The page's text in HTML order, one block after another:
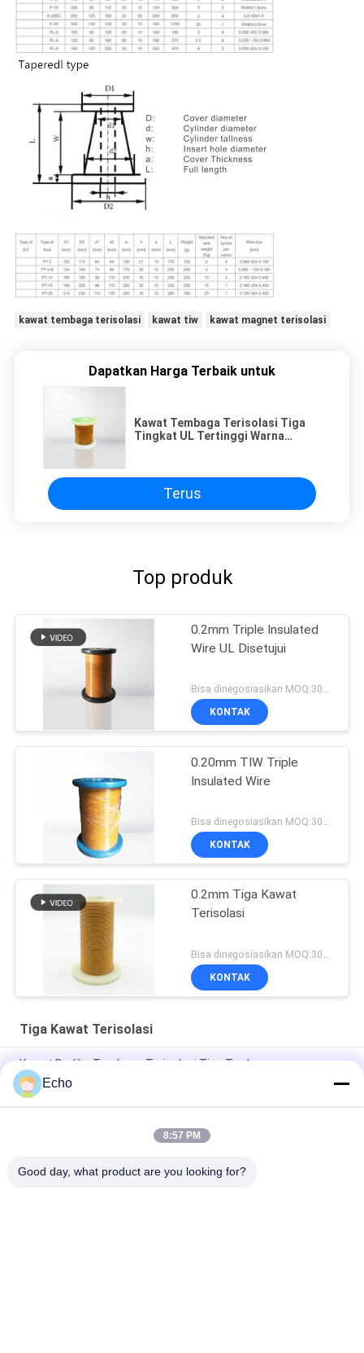
kawat tembaga terisolasi kawat tiw kawat magnet terisolasi
Dapatkan Harga Terbaik untuk
Kawat Tembaga Terisolasi Tiga
Tingkat UL Tertinggi Warna
Terus
Top produk
0.2mm Triple Insulated
Wire UL Disetujui
Bisa dinegosiasikan MOQ:3000 meter
KONTAK
0.20mm TIW Triple
Insulated Wire
Bisa dinegosiasikan MOQ:3000 meter
KONTAK
0.2mm Tiga Kawat
Terisolasi
KONTAK
Tiga Kawat Terisolasi
Kawat Berliku Tembaga Terisolasi Tiga Terdampar
Profesional Bersertifikat UL TIW untuk transformator
Kawat TIW Terisolasi Tiga Kawat TIW Terisolasi 0,15mm
TIW-B/F Kawat Terisolasi Tiga Kali Lipat Kawat TIW Terisolasi
Echo
8:57 PM
Good day, what product are you looking for?